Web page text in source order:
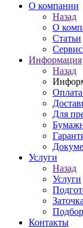
O компании
Назад
O
Статьи
Информация
Назад
Оплата
Для
Услуги
Назад
Услуги
Контакты